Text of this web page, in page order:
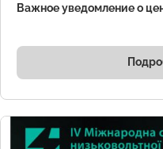
Важное уведомление о